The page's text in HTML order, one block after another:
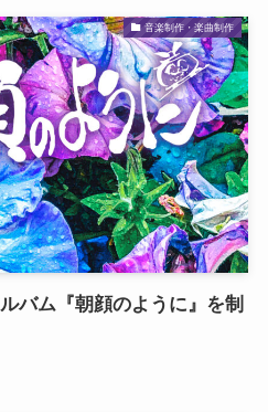
音楽制作・楽曲制作
バム『朝顔のように』を制